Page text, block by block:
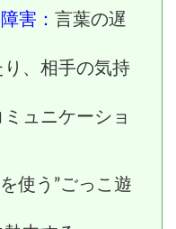
害： 言葉の遅
、 相手の気持
ュニケーショ
使う”ごっこ遊